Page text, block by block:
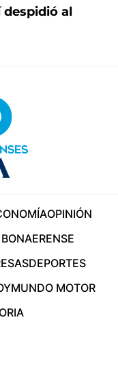
despidió al
OPINIÓN
DEPORTES
MUNDO MOTOR